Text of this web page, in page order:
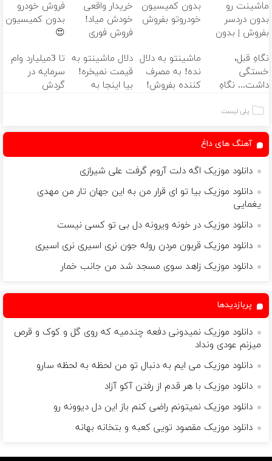
ماشینت رو
بدون دردسر
بفروش | بدون
بدون کمیسیون
خودروتو بفروش
خریدار واقعی
خودش میاد!
فروش فوری
مکانیک
فروش خودرو
بدون کمیسیون
😍
نگاهِ قبل،
خستگی
داشت... نگاهِ
🌸 بلفا با 25%
ماشینتو به دلال
نده! به مصرف
کننده بفروش!
دلال ماشینتو به
قیمت نمیخره!
بیا اینجا به
تا 3میلیارد وام
سرمایه در
گردش
پلی لیست
آهنگ های داغ
دانلود موزیک اگه دلت آروم گرفت علی شیرازی
دانلود موزیک بیا تو ای قرار من به این جهان تار من مهدی
یغمایی
دانلود موزیک در خونه ویرونه دل بی تو کسی نیست
دانلود موزیک قربون مردن روله جون نری اسیری نری اسیری
دانلود موزیک زاهد سوی مسجد شد من جانب خمار
پربازدیدها
دانلود موزیک نمیدونی دفعه چندمیه که روی گل و کوک و قرص
میزنم عودی ونداد
دانلود موزیک مى ایم به دنبال تو من لحظه به لحظه سارو
دانلود موزیک با هر قدم از رفتن آکو آزاد
دانلود موزیک نمیتونم راضی کنم باز این دل دیوونه رو
دانلود موزیک مقصود تویی کعبه و بتخانه بهانه